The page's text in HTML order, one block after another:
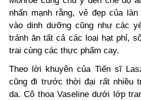
nhấn mạnh rằng, vẻ đẹp của
vào dinh dưỡng cũng như các
tránh ăn tất cả các loại hạt phỉ,
trai cùng các thực phẩm cay.
Theo lời khuyên của Tiến sĩ
cũng đi trước thời đại rất nhiều
da. Cô thoa Vaseline dưới lớp